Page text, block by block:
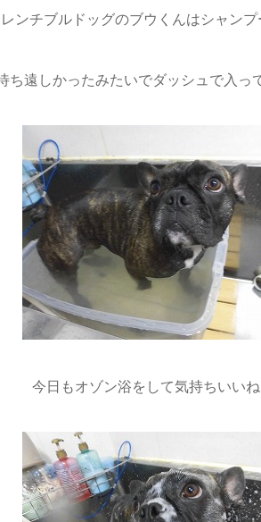
ンチブルドッグのブウくんはシャン
ち遠しかったみたいでダッシュで入
今日もオゾン浴をして気持ちいいね